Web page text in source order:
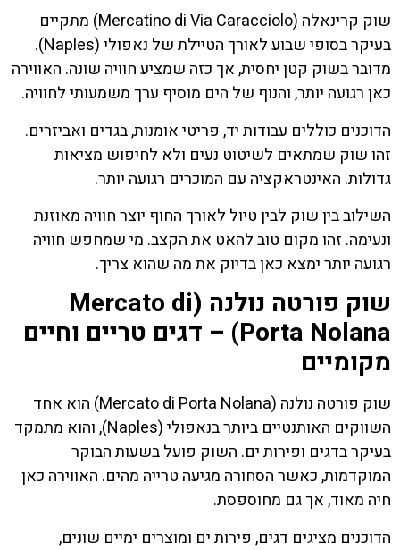
שוק קרינאלה (Mercatino di Via Caracciolo) מתקיים
בעיקר בסופי שבוע לאורך הטיילת של נאפולי (Naples).
מדובר בשוק קטן יחסית, אך כזה שמציע חוויה שונה. האווירה
כאן רגועה יותר, והנוף של הים מוסיף ערך משמעותי לחוויה.
הדוכנים כוללים עבודות יד, פריטי אומנות, בגדים ואביזרים.
זהו שוק שמתאים לשיטוט נעים ולא לחיפוש מציאות
גדולות. האינטראקציה עם המוכרים רגועה יותר.
השילוב בין שוק לבין טיול לאורך החוף יוצר חוויה מאוזנת
ונעימה. זהו מקום טוב להאט את הקצב. מי שמחפש חוויה
רגועה יותר ימצא כאן בדיוק את מה שהוא צריך.
שוק פורטה נולנה (Mercato di
Porta Nolana) – דגים טריים וחיים
מקומיים
שוק פורטה נולנה (Mercato di Porta Nolana) הוא אחד
השווקים האותנטיים ביותר בנאפולי (Naples), והוא מתמקד
בעיקר בדגים ופירות ים. השוק פועל בשעות הבוקר
המוקדמות, כאשר הסחורה מגיעה טרייה מהים. האווירה כאן
חיה מאוד, אך גם מחוספסת.
הדוכנים מציגים דגים, פירות ים ומוצרים ימיים שונים,